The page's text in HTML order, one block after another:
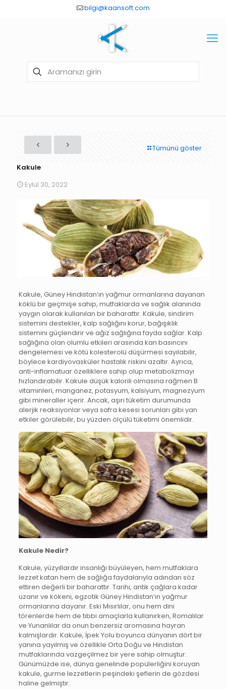
bilgi@kaansoft.com
Tümünü göster
Kakule
Eylül 30, 2022
Kakule, Güney Hindistan’ın yağmur ormanlarına dayanan
köklü bir geçmişe sahip, mutfaklarda ve sağlık alanında
yaygın olarak kullanılan bir baharattır. Kakule, sindirim
sistemini destekler, kalp sağlığını korur, bağışıklık
sistemini güçlendirir ve ağız sağlığına fayda sağlar. Kalp
sağlığına olan olumlu etkileri arasında kan basıncını
dengelemesi ve kötü kolesterolü düşürmesi sayılabilir,
böylece kardiyovasküler hastalık riskini azaltır. Ayrıca,
anti-inflamatuar özelliklere sahip olup metabolizmayı
hızlandırabilir. Kakule düşük kalorili olmasına rağmen B
vitaminleri, manganez, potasyum, kalsiyum, magnezyum
gibi mineraller içerir. Ancak, aşırı tüketim durumunda
alerjik reaksiyonlar veya safra kesesi sorunları gibi yan
etkiler görülebilir, bu yüzden ölçülü tüketimi önemlidir.
Kakule Nedir?
Kakule, yüzyıllardır insanlığı büyüleyen, hem mutfaklara
lezzet katan hem de sağlığa faydalarıyla adından söz
ettiren değerli bir baharattır. Tarihi, antik çağlara kadar
uzanır ve kökeni, egzotik Güney Hindistan’ın yağmur
ormanlarına dayanır. Eski Mısırlılar, onu hem dini
törenlerde hem de tıbbi amaçlarla kullanırken, Romalılar
ve Yunanlılar da onun benzersiz aromasına hayran
kalmışlardır. Kakule, İpek Yolu boyunca dünyanın dört bir
yanına yayılmış ve özellikle Orta Doğu ve Hindistan
mutfaklarında vazgeçilmez bir yere sahip olmuştur.
Günümüzde ise, dünya genelinde popülerliğini koruyan
kakule, gurme lezzetlerin peşindeki şeflerin de gözdesi
haline gelmiştir.